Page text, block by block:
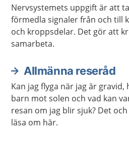
Nervsystemets uppgift är att
förmedla signaler från och till
och kroppsdelar. Det gör att
samarbeta.
Allmänna reseråd
Kan jag flyga när jag är
barn mot solen och vad kan
resan om jag blir sjuk? Det
läsa om här.